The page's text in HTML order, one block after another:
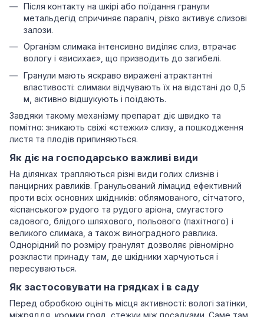
Після контакту на шкірі або поїдання гранули
метальдегід спричиняє параліч, різко активує слизові
залози.
Організм слимака інтенсивно виділяє слиз, втрачає
вологу і «висихає», що призводить до загибелі.
Гранули мають яскраво виражені атрактантні
властивості: слимаки відчувають їх на відстані до 0,5
м, активно відшукують і поїдають.
Завдяки такому механізму препарат діє швидко та
помітно: зникають свіжі «стежки» слизу, а пошкодження
листя та плодів припиняються.
Як діє на господарсько важливі види
На ділянках трапляються різні види голих слизнів і
панцирних равликів. Гранульований лімацид ефективний
проти всіх основних шкідників: облямованого, сітчатого,
«іспанського» рудого та рудого аріона, смугастого
садового, блідого шляхового, польового (пахітного) і
великого слимака, а також виноградного равлика.
Однорідний по розміру гранулят дозволяє рівномірно
розкласти принаду там, де шкідники харчуються і
пересуваються.
Як застосовувати на грядках і в саду
Перед обробкою оцініть місця активності: вологі затінки,
міжряддя, кромки гряд, стежки між посадками. Саме там